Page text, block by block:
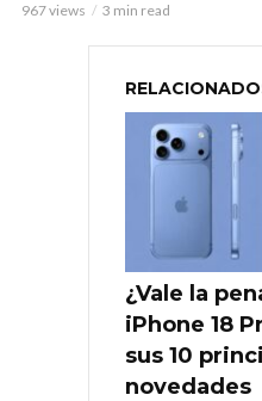
967 views 3 min read
¿Vale la
iPhone 18
sus 10
novedades